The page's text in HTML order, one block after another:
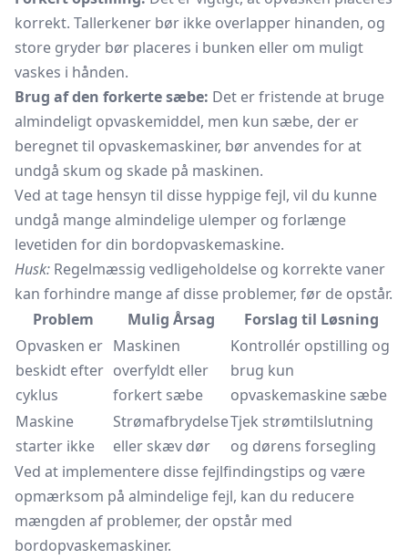
korrekt. Tallerkener bør ikke overlapper hinanden, og
store gryder bør placeres i bunken eller om muligt
vaskes i hånden.
Brug af den forkerte sæbe: Det er fristende at bruge
almindeligt opvaskemiddel, men kun sæbe, der er
beregnet til opvaskemaskiner, bør anvendes for at
undgå skum og skade på maskinen.
Ved at tage hensyn til disse hyppige fejl, vil du kunne
undgå mange almindelige ulemper og forlænge
levetiden for din bordopvaskemaskine.
Husk: Regelmæssig vedligeholdelse og korrekte vaner
kan forhindre mange af disse problemer, før de opstår.
Problem
Mulig Årsag
Forslag til Løsning
Opvasken er
beskidt efter
cyklus
Maskinen
overfyldt eller
forkert sæbe
Kontrollér opstilling og
brug kun
opvaskemaskine sæbe
Maskine
starter ikke
Strømafbrydelse
eller skæv dør
Tjek strømtilslutning
og dørens forsegling
Ved at implementere disse fejlfindingstips og være
opmærksom på almindelige fejl, kan du reducere
mængden af problemer, der opstår med
bordopvaskemaskiner.